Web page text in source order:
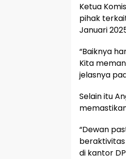
Ketua
pihak
Januari
“Baiknya
Kita
jelasnya
Selain itu
“Dewan
beraktivitas
di kantor